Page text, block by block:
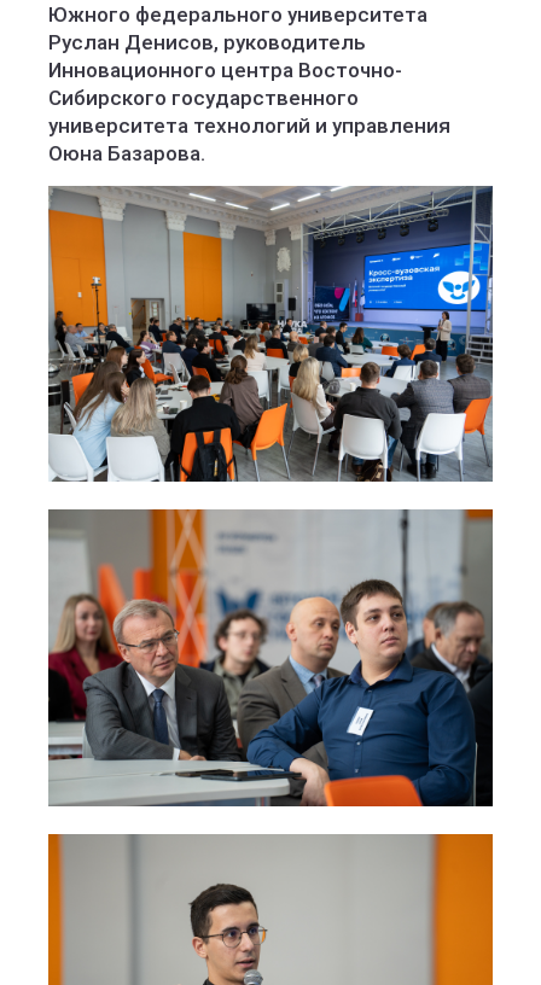
Южного федерального университета
Руслан Денисов, руководитель
Инновационного центра Восточно-
Сибирского государственного
университета технологий и управления
Оюна Базарова.